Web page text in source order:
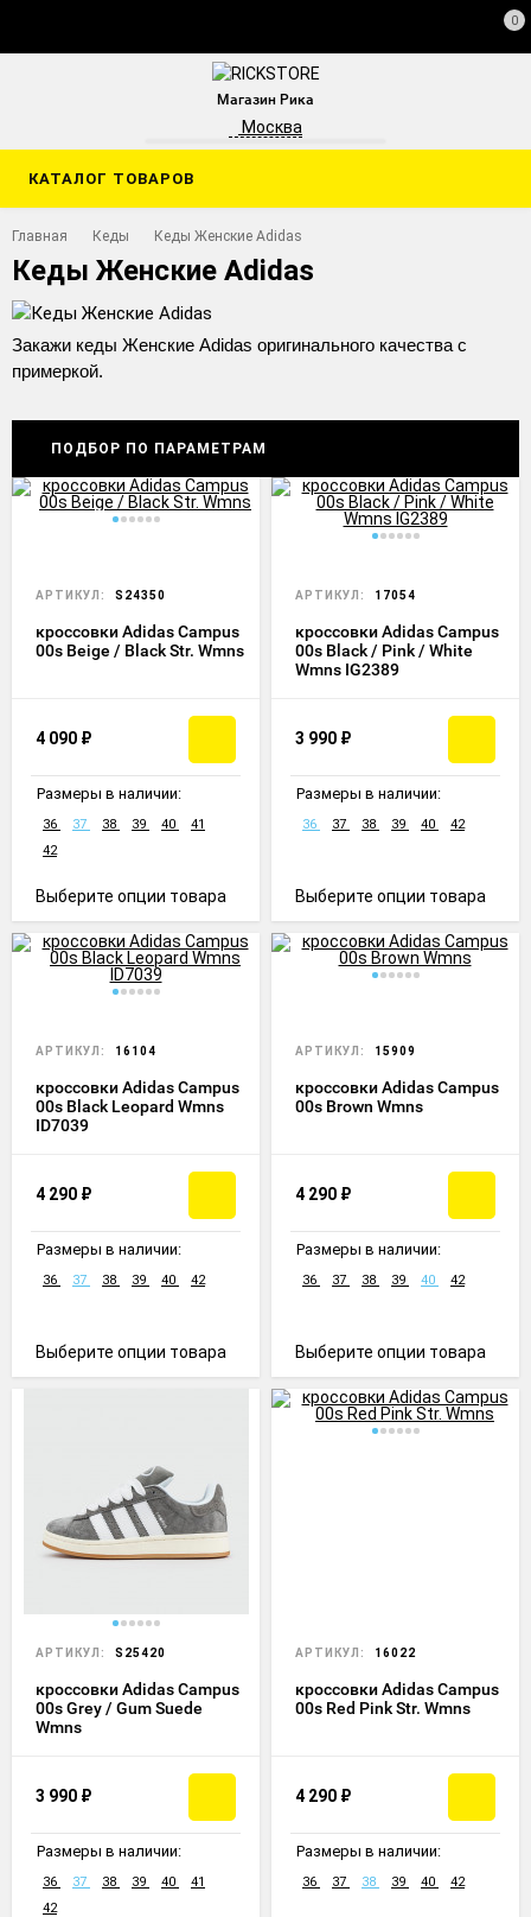
0
Магазин Рика
Москва
КАТАЛОГ ТОВАРОВ
Главная Кеды Кеды Женские Adidas
Кеды Женские Adidas
Закажи кеды Женские Adidas оригинального качества с
примеркой.
ПОДБОР ПО ПАРАМЕТРАМ
АРТИКУЛ: S24350
кроссовки Adidas Campus
00s Beige / Black Str. Wmns
4 090 ₽
Размеры в наличии:
36 37 38 39 40
41
42
Выберите опции товара
АРТИКУЛ: 17054
кроссовки Adidas Campus
00s Black / Pink / White
Wmns IG2389
3 990 ₽
Размеры в наличии:
36 37 38 39 40 42
Выберите опции товара
АРТИКУЛ: 16104
кроссовки Adidas Campus
00s Black Leopard Wmns
ID7039
4 290 ₽
Размеры в наличии:
36 37 38 39 40 42
Выберите опции товара
АРТИКУЛ: 15909
кроссовки Adidas Campus
00s Brown Wmns
4 290 ₽
Размеры в наличии:
36 37 38 39 40 42
Выберите опции товара
АРТИКУЛ: S25420
кроссовки Adidas Campus
00s Grey / Gum Suede
Wmns
3 990 ₽
Размеры в наличии:
36 37 38 39 40
41
42
АРТИКУЛ: 16022
кроссовки Adidas Campus
00s Red Pink Str. Wmns
4 290 ₽
Размеры в наличии:
36 37 38 39 40 42